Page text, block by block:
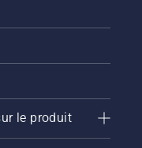
le produit